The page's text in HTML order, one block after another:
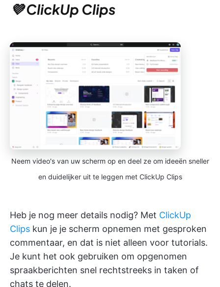
💜 ClickUp Clips
Neem video's van uw scherm op en deel ze om ideeën sneller
en duidelijker uit te leggen met ClickUp Clips
Heb je nog meer details nodig? Met ClickUp
Clips kun je je scherm opnemen met gesproken
commentaar, en dat is niet alleen voor tutorials.
Je kunt het ook gebruiken om opgenomen
spraakberichten snel rechtstreeks in taken of
chats te delen.